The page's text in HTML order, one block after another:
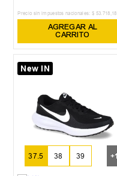
Precio sin impuestos nacionales: $ 53 718 18
AGREGAR AL
CARRITO
New IN
37.5 38 39 +